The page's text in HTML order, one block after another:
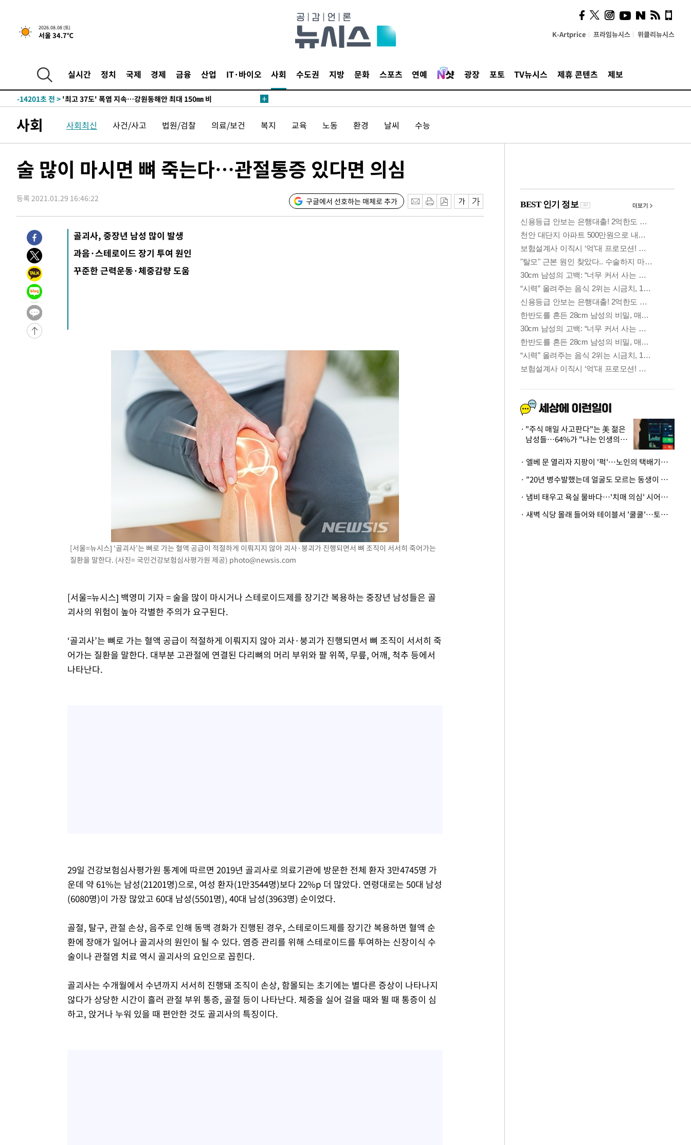
2026.08.08 (토)
서울 34.7℃ K-Artprice 프라임뉴시스 위클리뉴시스
실시간 정치 국제 경제 금융 산업 IT·바이오 사회 수도권 지방 문화 스포츠 연예 광장 포토 TV뉴시스 제휴 콘텐츠 제보
-7347초 전 > [속보]뉴욕증시 상승 마감…S&P 0.6% 나스닥 1.3%↑
주 날씨]
-27063초 전 >
축구협회 "압수수색·성접대 논란 사과…쇄신의 기회로 삼겠다"
-25580초 전 >
송"
-14201초 전 > '최고 37도' 폭염 지속…강원동해안 최대 150㎜ 비
-30065초 전 >
극한폭염 한풀 꺾이지만…'낮 최고 35도' 무더위, 열대야 계속[다음
-27083초 전 >축구협회 "압수수색·성접대 논란 사과…쇄신의 기회로 삼겠다"
송"
-14221초 전 >'최고 37도' 폭염 지속…강원동해안 최대 150㎜ 비
사회 사회최신 사건/사고 법원/검찰 의료/보건 복지 교육 노동 환경 날씨 수능
술 많이 마시면 뼈 죽는다…관절통증 있다면 의심
등록 2021.01.29 16:46:22 구글에서 선호하는 매체로 추가
골괴사, 중장년 남성 많이 발생
과음·스테로이드 장기 투여 원인
꾸준한 근력운동·체중감량 도움
[서울=뉴시스] ‘골괴사’는 뼈로 가는 혈액 공급이 적절하게 이뤄지지 않아 괴사·붕괴가 진행되면서 뼈 조직이 서서히 죽어가는
질환을 말한다. (사진= 국민건강보험심사평가원 제공) photo@newsis.com
[서울=뉴시스] 백영미 기자 = 술을 많이 마시거나 스테로이드제를 장기간 복용하는 중장년 남성들은 골
괴사의 위험이 높아 각별한 주의가 요구된다.
‘골괴사’는 뼈로 가는 혈액 공급이 적절하게 이뤄지지 않아 괴사·붕괴가 진행되면서 뼈 조직이 서서히 죽
어가는 질환을 말한다. 대부분 고관절에 연결된 다리뼈의 머리 부위와 팔 위쪽, 무릎, 어깨, 척추 등에서
나타난다.
29일 건강보험심사평가원 통계에 따르면 2019년 골괴사로 의료기관에 방문한 전체 환자 3만4745명 가
운데 약 61%는 남성(21201명)으로, 여성 환자(1만3544명)보다 22%p 더 많았다. 연령대로는 50대 남성
(6080명)이 가장 많았고 60대 남성(5501명), 40대 남성(3963명) 순이었다.
골절, 탈구, 관절 손상, 음주로 인해 동맥 경화가 진행된 경우, 스테로이드제를 장기간 복용하면 혈액 순
환에 장애가 일어나 골괴사의 원인이 될 수 있다. 염증 관리를 위해 스테로이드를 투여하는 신장이식 수
술이나 관절염 치료 역시 골괴사의 요인으로 꼽힌다.
골괴사는 수개월에서 수년까지 서서히 진행돼 조직이 손상, 함몰되는 초기에는 별다른 증상이 나타나지
않다가 상당한 시간이 흘러 관절 부위 통증, 골절 등이 나타난다. 체중을 실어 걸을 때와 뛸 때 통증이 심
하고, 앉거나 누워 있을 때 편안한 것도 골괴사의 특징이다.
시, 스마트폰 액세서리에
NFC 더했다
"주식 매일 사고판다"는 美 젊은
남성들…64%가 "나는 인생의
· 엘베 문 열리자 지팡이 '퍽'…노인의 택배기사 폭행 이유
· "20년 병수발했는데 얼굴도 모르는 동생이 유산 절반을"…배다른 형제 상속권 있을까
· 냄비 태우고 욕실 물바다…'치매 의심' 시어머니 검사 권유했다가 '날벼락'
· 새벽 식당 몰래 들어와 테이블서 '쿨쿨'…토사물 남기고 사라진 남성